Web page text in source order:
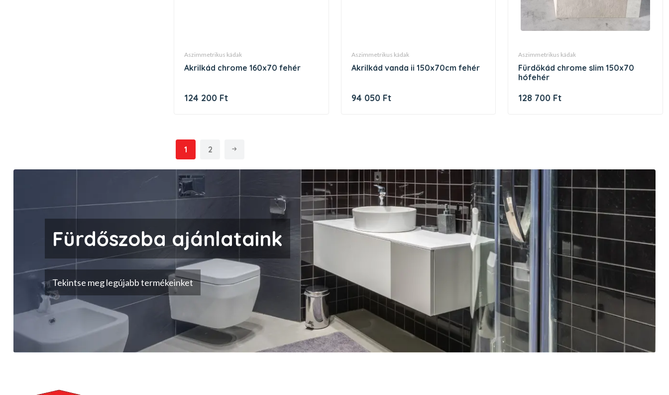
aszimmetrikus kádak
akrilkád chrome 160x70 fehér
124 200 Ft
aszimmetrikus kádak
akrilkád vanda ii 150x70cm fehér
94 050 Ft
aszimmetrikus kádak
fürdőkád chrome slim 150x70
hófehér
128 700 Ft
1 2
Fürdőszoba ajánlataink
Tekintse meg legújabb termékeinket